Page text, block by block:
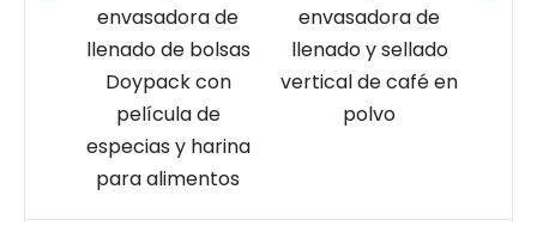
envasadora de
llenado de bolsas
Doypack con
película de
especias y harina
para alimentos
envasadora de
llenado y sellado
vertical de café en
polvo